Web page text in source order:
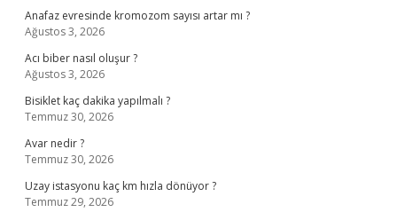
Anafaz evresinde kromozom sayısı artar mı ?
Ağustos 3, 2026
Acı biber nasıl oluşur ?
Ağustos 3, 2026
Bisiklet kaç dakika yapılmalı ?
Temmuz 30, 2026
Avar nedir ?
Temmuz 30, 2026
Uzay istasyonu kaç km hızla dönüyor ?
Temmuz 29, 2026